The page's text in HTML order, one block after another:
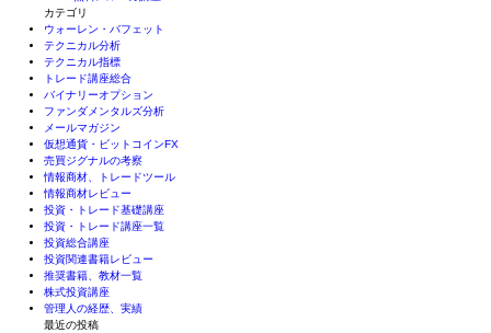
カテゴリ
ウォーレン・バフェット
テクニカル分析
テクニカル指標
トレード講座総合
バイナリーオプション
ファンダメンタルズ分析
メールマガジン
仮想通貨・ビットコインFX
売買ジグナルの考察
情報商材、トレードツール
情報商材レビュー
投資・トレード基礎講座
投資・トレード講座一覧
投資総合講座
投資関連書籍レビュー
推奨書籍、教材一覧
株式投資講座
管理人の経歴、実績
最近の投稿